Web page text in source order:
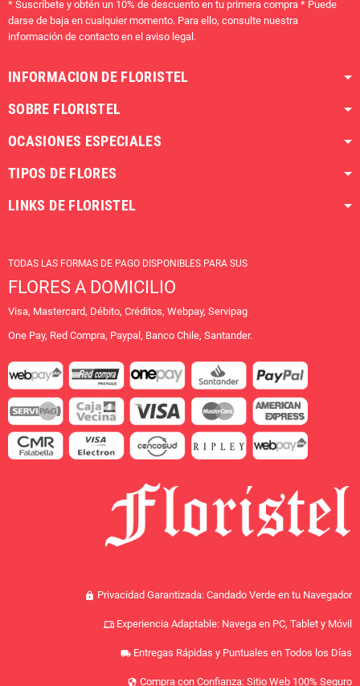
* Suscríbete y obtén un 10% de descuento en tu primera compra * Puede
darse de baja en cualquier momento. Para ello, consulte nuestra
información de contacto en el aviso legal.
INFORMACION DE FLORISTEL
SOBRE FLORISTEL
OCASIONES ESPECIALES
TIPOS DE FLORES
LINKS DE FLORISTEL
TODAS LAS FORMAS DE PAGO DISPONIBLES PARA SUS
FLORES A DOMICILIO
Visa, Mastercard, Débito, Créditos, Webpay, Servipag
One Pay, Red Compra, Paypal, Banco Chile, Santander.
lock Privacidad Garantizada: Candado Verde en tu Navegador
devices Experiencia Adaptable: Navega en PC, Tablet y Móvil
local_shipping Entregas Rápidas y Puntuales en Todos los Días
security Compra con Confianza: Sitio Web 100% Seguro